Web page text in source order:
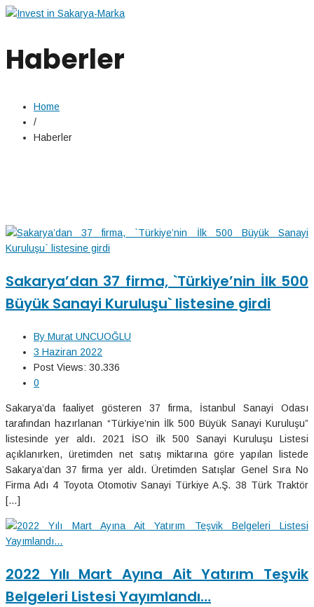
Haberler
Home
/
Haberler
Sakarya’dan 37 firma, `Türkiye’nin İlk 500
Büyük Sanayi Kuruluşu` listesine girdi
By Murat UNCUOĞLU
3 Haziran 2022
Post Views: 30.336
0
Sakarya’da faaliyet gösteren 37 firma, İstanbul Sanayi Odası
tarafından hazırlanan “Türkiye’nin İlk 500 Büyük Sanayi Kuruluşu”
listesinde yer aldı. 2021 İSO ilk 500 Sanayi Kuruluşu Listesi
açıklanırken, üretimden net satış miktarına göre yapılan listede
Sakarya’dan 37 firma yer aldı. Üretimden Satışlar Genel Sıra No
Firma Adı 4 Toyota Otomotiv Sanayi Türkiye A.Ş. 38 Türk Traktör
[…]
2022 Yılı Mart Ayına Ait Yatırım Teşvik
Belgeleri Listesi Yayımlandı…